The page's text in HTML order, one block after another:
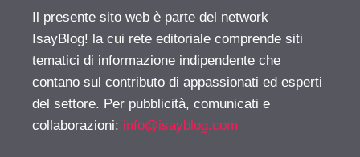
Il presente sito web è parte del network
IsayBlog! la cui rete editoriale comprende siti
tematici di informazione indipendente che
contano sul contributo di appassionati ed esperti
del settore. Per pubblicità, comunicati e
collaborazioni: info@isayblog.com